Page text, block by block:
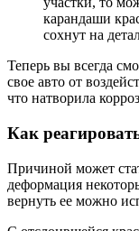
карандаши
сохнут на
Теперь вы всегда
свое авто от
что натворила
Как
Причиной может
деформация
вернуть ее можно